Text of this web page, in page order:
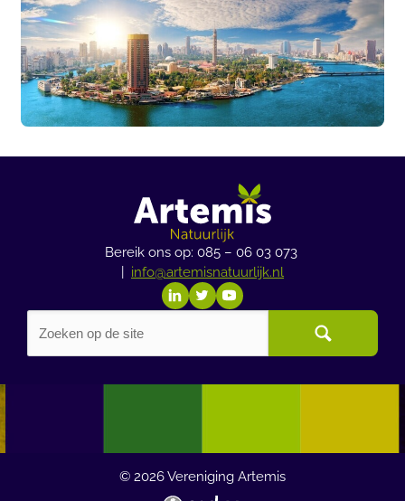
Bereik ons op: 085 – 06 03 073
info@artemisnatuurlijk.nl
© 2026Vereniging Artemis